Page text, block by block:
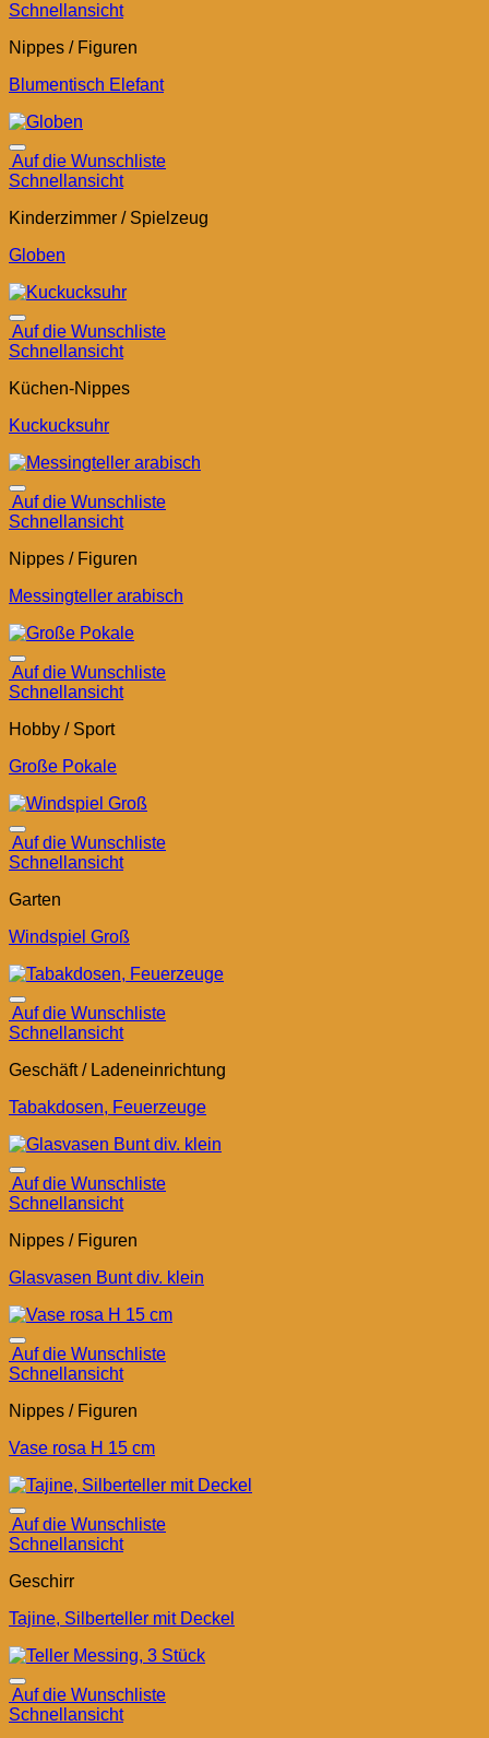
Schnellansicht
Nippes / Figuren
Blumentisch Elefant
Auf die Wunschliste
Schnellansicht
Kinderzimmer / Spielzeug
Globen
Auf die Wunschliste
Schnellansicht
Küchen-Nippes
Kuckucksuhr
Auf die Wunschliste
Schnellansicht
Nippes / Figuren
Messingteller arabisch
Auf die Wunschliste
Schnellansicht
Hobby / Sport
Große Pokale
Auf die Wunschliste
Schnellansicht
Garten
Windspiel Groß
Auf die Wunschliste
Schnellansicht
Geschäft / Ladeneinrichtung
Tabakdosen, Feuerzeuge
Auf die Wunschliste
Schnellansicht
Nippes / Figuren
Glasvasen Bunt div. klein
Auf die Wunschliste
Schnellansicht
Nippes / Figuren
Vase rosa H 15 cm
Auf die Wunschliste
Schnellansicht
Geschirr
Tajine, Silberteller mit Deckel
Auf die Wunschliste
Schnellansicht